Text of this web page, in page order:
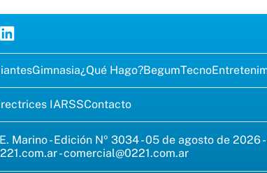
Gimnasia¿Qué Hago?BegumTecno
IARSSContacto
- Edición Nº 3034 - 05 de agosto de 2026
-comercial@0221.com.ar